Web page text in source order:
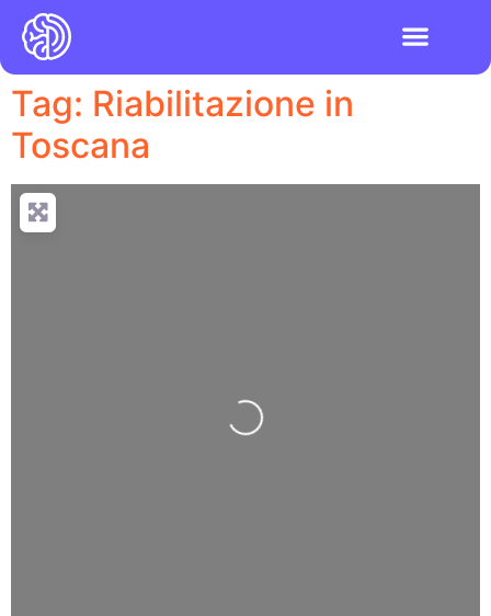
Tag: Riabilitazione in
Toscana
Loading...